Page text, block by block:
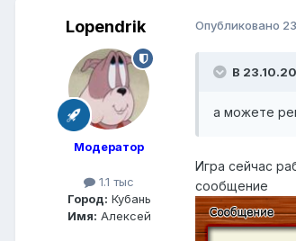
Lopendrik
Модератор
1.1 тыс
Город: Кубань
Имя: Алексей
Опубликовано
В
а можете
Игра сейчас
сообщение